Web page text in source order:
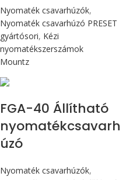
Nyomaték csavarhúzók,
Nyomaték csavarhúzó PRESET
gyártósori, Kézi
nyomatékszerszámok
Mountz
FGA-40 Állítható
nyomatékcsavarh
úzó
Nyomaték csavarhúzók,